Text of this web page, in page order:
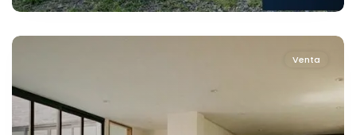
Venta